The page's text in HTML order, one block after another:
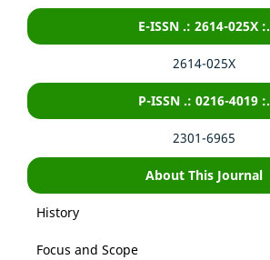
E-ISSN .: 2614-025X :.
2614-025X
P-ISSN .: 0216-4019 :.
2301-6965
About This Journal
History
Focus and Scope